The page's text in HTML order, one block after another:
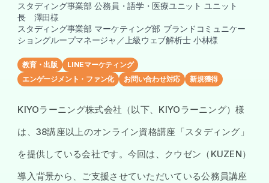
スタディング事業部 公務員・語学・医療ユニット ユニット
長 澤田様
スタディング事業部 マーケティング部 ブランドコミュニケー
ショングループマネージャ／上級ウェブ解析士 小林様
教育・出版
LINEマーケティング
エンゲージメント・ファン化
お問い合わせ対応 新規獲得
KIYOラーニング株式会社（以下、KIYOラーニング）様
は、38講座以上のオンライン資格講座「スタディング」
を提供している会社です。今回は、クウゼン（KUZEN）
導入背景から、ご支援させていただいている公務員講座